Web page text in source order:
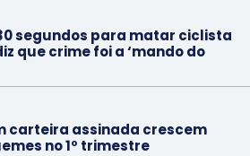
segundos para matar ciclista
que crime foi a ‘mando do
carteira assinada crescem
no 1º trimestre